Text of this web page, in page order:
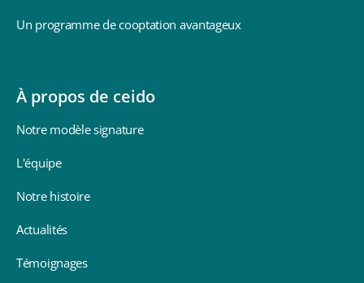
Un programme de cooptation avantageux
À propos de ceido
Notre modèle signature
L'équipe
Notre histoire
Actualités
Témoignages